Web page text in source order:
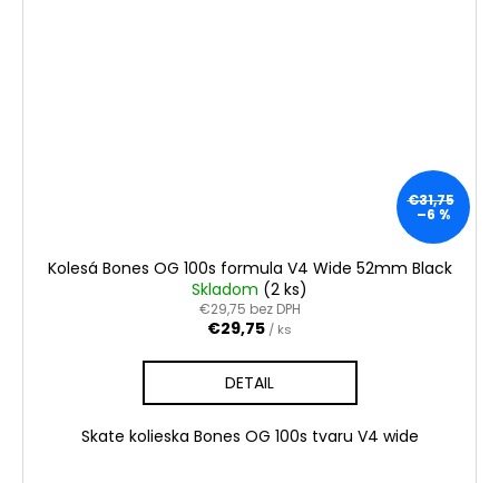
€31,75
–6 %
Kolesá Bones OG 100s formula V4 Wide 52mm Black
Skladom (2 ks)
€29,75 bez DPH
€29,75 / ks
DETAIL
Skate kolieska Bones OG 100s tvaru V4 wide